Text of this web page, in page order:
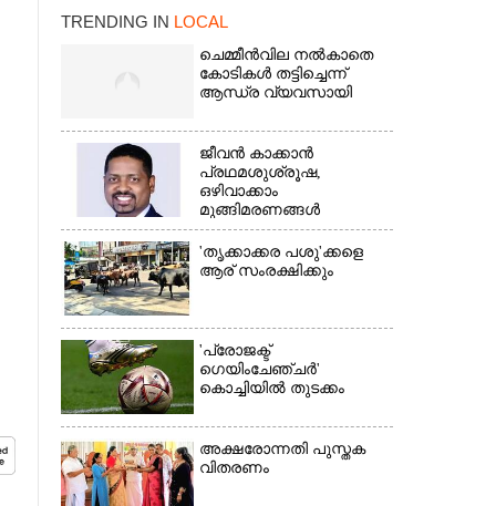
TRENDING IN LOCAL
ചെമ്മീൻവില നൽകാതെ
കോടികൾ തട്ടിച്ചെന്ന്
ആന്ധ്ര വ്യവസായി
ജീവൻ കാക്കാൻ
പ്രഥമശുശ്രൂഷ,
ഒഴിവാക്കാം
മുങ്ങിമരണങ്ങൾ
'തൃക്കാക്കര പശു'ക്കളെ
ആര് സംരക്ഷിക്കും
'പ്രോജക്ട്
ഗെയിംചേഞ്ചർ'
കൊച്ചിയിൽ തുടക്കം
അക്ഷരോന്നതി പുസ്തക
വിതരണം
×